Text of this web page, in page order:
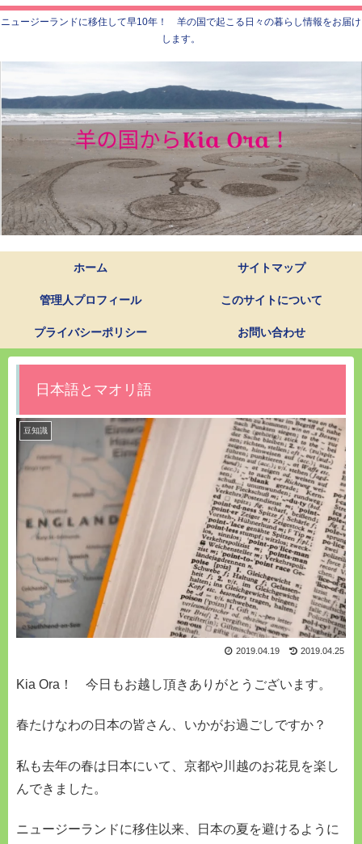
ニュージーランドに移住して早10年！ 羊の国で起こる日々の暮らし情報をお届け
します。
ホーム サイトマップ
管理人プロフィール このサイトについて
プライバシーポリシー お問い合わせ
日本語とマオリ語
豆知識
2019.04.25
2019.04.19
Kia Ora！ 今日もお越し頂きありがとうございます。
春たけなわの日本の皆さん、いかがお過ごしですか？
私も去年の春は日本にいて、京都や川越のお花見を楽し
んできました。
ニュージーランドに移住以来、日本の夏を避けるように